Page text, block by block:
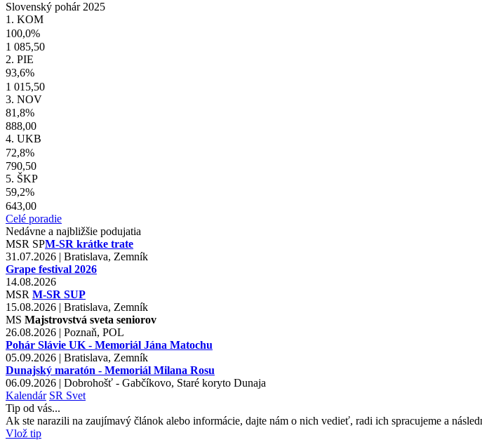
Slovenský pohár 2025
1. KOM
100,0%
1 085,50
2. PIE
93,6%
1 015,50
3. NOV
81,8%
888,00
4. UKB
72,8%
790,50
5. ŠKP
59,2%
643,00
Celé poradie
Nedávne a najbližšie podujatia
MSR SPM-SR krátke trate
31.07.2026 | Bratislava, Zemník
Grape festival 2026
14.08.2026
MSR M-SR SUP
15.08.2026 | Bratislava, Zemník
MS Majstrovstvá sveta seniorov
26.08.2026 | Poznaň, POL
Pohár Slávie UK - Memoriál Jána Matochu
05.09.2026 | Bratislava, Zemník
Dunajský maratón - Memoriál Milana Rosu
06.09.2026 | Dobrohošť - Gabčíkovo, Staré koryto Dunaja
Kalendár SR Svet
Tip od vás...
Ak ste narazili na zaujímavý článok alebo informácie, dajte nám o nich vedieť, radi ich spracujeme a
Vlož tip